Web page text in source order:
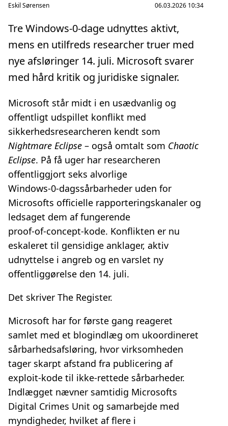
Eskil Sørensen 06.03.2026 10:34
Tre Windows‑0‑dage udnyttes aktivt,
mens en utilfreds researcher truer med
nye afsløringer 14. juli. Microsoft svarer
med hård kritik og juridiske signaler.
Microsoft står midt i en usædvanlig og
offentligt udspillet konflikt med
sikkerhedsresearcheren kendt som
Nightmare Eclipse – også omtalt som Chaotic
Eclipse. På få uger har researcheren
offentliggjort seks alvorlige
Windows‑0‑dagssårbarheder uden for
Microsofts officielle rapporteringskanaler og
ledsaget dem af fungerende
proof‑of‑concept‑kode. Konflikten er nu
eskaleret til gensidige anklager, aktiv
udnyttelse i angreb og en varslet ny
offentliggørelse den 14. juli.
Det skriver The Register.
Microsoft har for første gang reageret
samlet med et blogindlæg om ukoordineret
sårbarhedsafsløring, hvor virksomheden
tager skarpt afstand fra publicering af
exploit‑kode til ikke‑rettede sårbarheder.
Indlægget nævner samtidig Microsofts
Digital Crimes Unit og samarbejde med
myndigheder, hvilket af flere i